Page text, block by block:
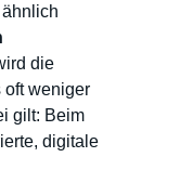
die
oft weniger
gilt: Beim
, digitale